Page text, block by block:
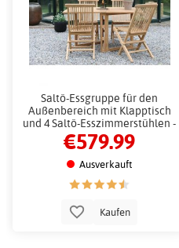
Saltö-Essgruppe für den
Außenbereich mit Klapptisch
und 4 Saltö-Esszimmerstühlen -
Teak
€579.99
Ausverkauft
Kaufen